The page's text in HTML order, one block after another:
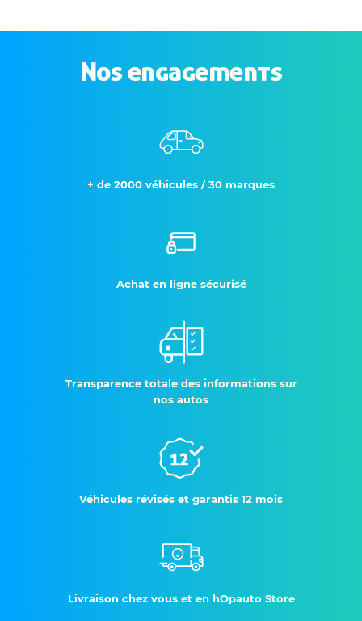
Nos engagements
+ de 2000 véhicules / 30 marques
Achat en ligne sécurisé
Transparence totale des informations sur
nos autos
Véhicules révisés et garantis 12 mois
Livraison chez vous et en hOpauto Store